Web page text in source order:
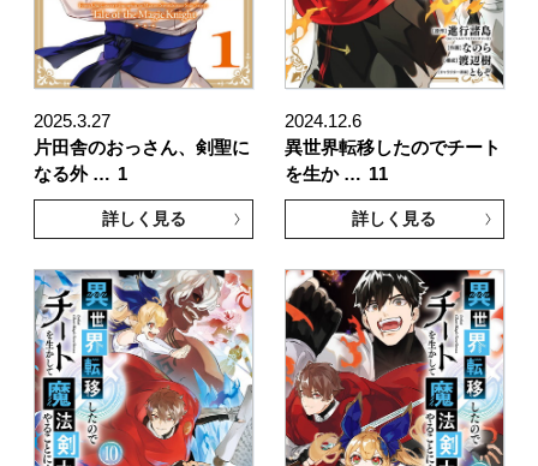
2025.3.27
片田舎のおっさん、剣聖に
なる外 … 1
詳しく見る
2024.12.6
異世界転移したのでチート
を生か … 11
詳しく見る